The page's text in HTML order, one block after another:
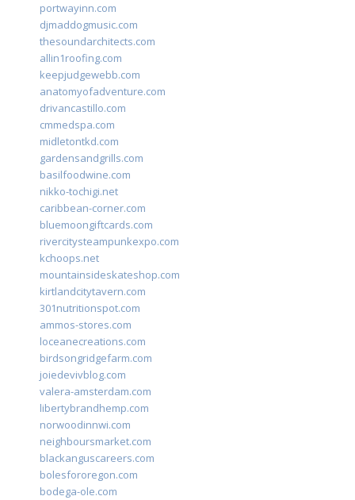
portwayinn.com
djmaddogmusic.com
thesoundarchitects.com
allin1roofing.com
keepjudgewebb.com
anatomyofadventure.com
drivancastillo.com
cmmedspa.com
midletontkd.com
gardensandgrills.com
basilfoodwine.com
nikko-tochigi.net
caribbean-corner.com
bluemoongiftcards.com
rivercitysteampunkexpo.com
kchoops.net
mountainsideskateshop.com
kirtlandcitytavern.com
301nutritionspot.com
ammos-stores.com
loceanecreations.com
birdsongridgefarm.com
joiedevivblog.com
valera-amsterdam.com
libertybrandhemp.com
norwoodinnwi.com
neighboursmarket.com
blackanguscareers.com
bolesfororegon.com
bodega-ole.com